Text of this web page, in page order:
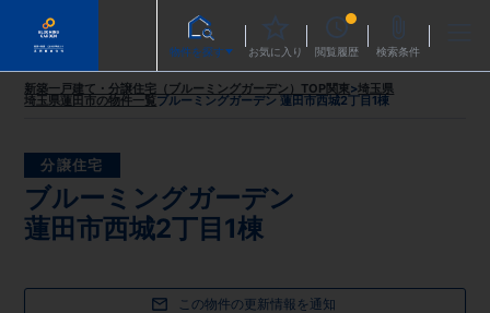
物件を探す お気に入り 閲覧履歴 検索条件
新築一戸建て・分譲住宅（ブルーミングガーデン）TOP関東>埼玉県
埼玉県蓮田市の物件一覧ブルーミングガーデン 蓮田市西城2丁目1棟
分譲住宅
ブルーミングガーデン
蓮田市西城2丁目1棟
この物件の更新情報を通知